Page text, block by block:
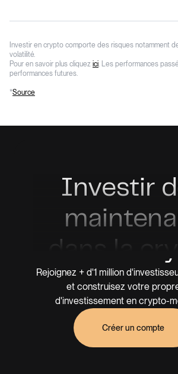
Investir en crypto comporte des risques notamment
volatilité.
Pour en savoir plus cliquez ici. Les performances
performances futures.
*Source
Investir
dans la
Rejoignez + d'1 million
et construisez votre
d'investissement en crypto-
Créer un compte